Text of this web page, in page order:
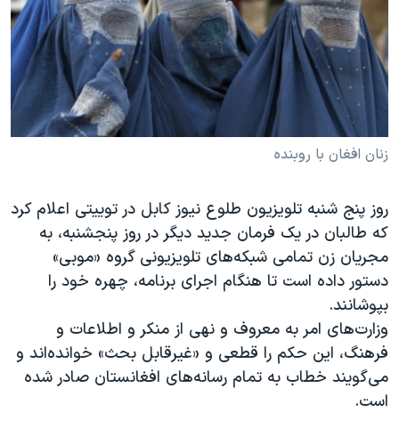
فرهنگ و زندگی
حقوق شهروندی
اقتصادی
علم و فناوری
اسرائیل در جنگ
آرشیو پخش زنده
مستندها
انتخابات ریاست جمهوری آمریکا ۲۰۲۴
حمله جمهوری اسلامی به اسرائیل
رمز مهسا
ورزش زنان در ایران
مجموعه مستندهای دادخواهی
تریبونال مردمی آبان ۹۸
دادگاه حمید نوری
چهل سال گروگان‌گیری
قانون شفافیت دارائی کادر رهبری ایران
اعتراضات مردمی آبان ۹۸
اسرائیل در جنگ
دنبال کنید
زبانهای مختلف
زنان افغان با روبنده
روز پنج شنبه تلویزیون طلوع نیوز کابل در توییتی اعلام کرد
که طالبان در یک فرمان جدید دیگر در روز پنجشنبه، به
مجریان زن تمامی شبکه‌های تلویزیونی گروه «موبی»
دستور داده است تا هنگام اجرای برنامه، چهره خود را
بپوشانند.
وزارت‌های امر به معروف و نهی از منکر و اطلاعات و
فرهنگ، این حکم را قطعی و «غیرقابل بحث» خوانده‌اند و
می‌گویند خطاب به تمام رسانه‌های افغانستان صادر شده
است.